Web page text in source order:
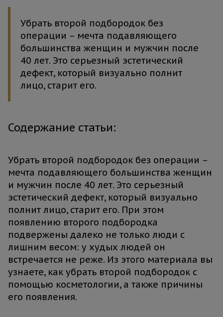
Убрать второй подбородок без
операции – мечта подавляющего
большинства женщин и мужчин после
40 лет. Это серьезный эстетический
дефект, который визуально полнит
лицо, старит его.
Содержание статьи:
Убрать второй подбородок без операции –
мечта подавляющего большинства женщин
и мужчин после 40 лет. Это серьезный
эстетический дефект, который визуально
полнит лицо, старит его. При этом
появлению второго подбородка
подвержены далеко не только люди с
лишним весом: у худых людей он
встречается не реже. Из этого материала вы
узнаете, как убрать второй подбородок с
помощью косметологии, а также причины
его появления.